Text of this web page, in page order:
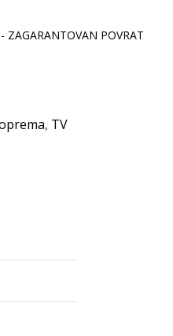
ZAGARANTOVAN POVRAT
, TV